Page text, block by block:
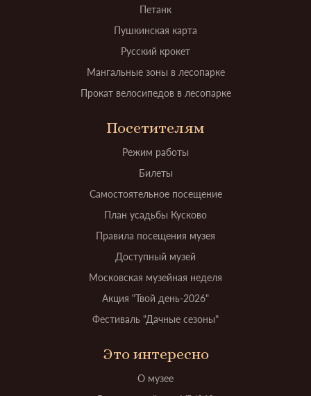
Петанк
Пушкинская карта
Русский крокет
Мангальные зоны в лесопарке
Прокат велосипедов в лесопарке
Посетителям
Режим работы
Билеты
Самостоятельное посещение
План усадьбы Кусково
Правила посещения музея
Доступный музей
Московская музейная неделя
Акция "Твой день-2026"
Фестиваль "Дачные сезоны"
Это интересно
О музее